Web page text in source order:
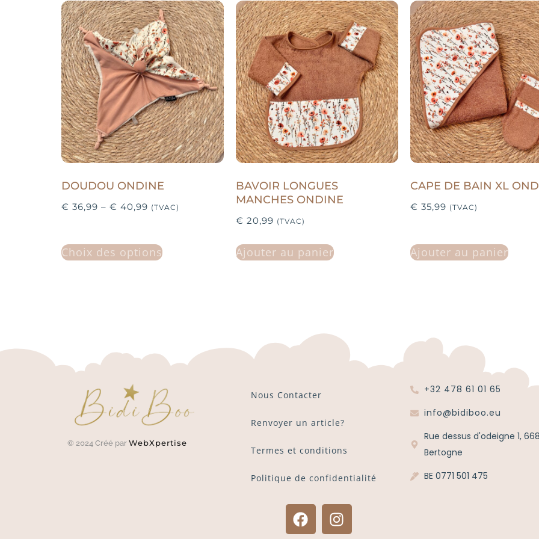
DOUDOU ONDINE
€ 36,99 – € 40,99 (TVAC)
Choix des options
BAVOIR LONGUES
MANCHES ONDINE
€ 20,99 (TVAC)
Ajouter au panier
CAPE DE BAIN XL
€ 35,99 (TVAC)
Ajouter au panier
© 2024 Créé par WebXpertise
Nous Contacter
Renvoyer un article?
Termes et conditions
Politique de confidentialité
+32 478 61 01 65
info@bidiboo.eu
Rue dessus d'odeigne 1,
Bertogne
BE 0771 501 475